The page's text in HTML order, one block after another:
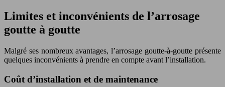
Limites et inconvénients de l’arrosage
goutte à goutte
Malgré ses nombreux avantages, l’arrosage goutte-à-goutte présente
quelques inconvénients à prendre en compte avant l’installation.
Coût d’installation et de maintenance